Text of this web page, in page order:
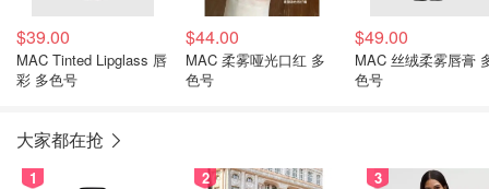
$39.00
MAC Tinted Lipglass 唇
彩 多色号
$44.00
MAC 柔雾哑光口红 多
色号
$49.00
MAC 丝绒柔雾唇膏
色号
大家都在抢
1 2 3